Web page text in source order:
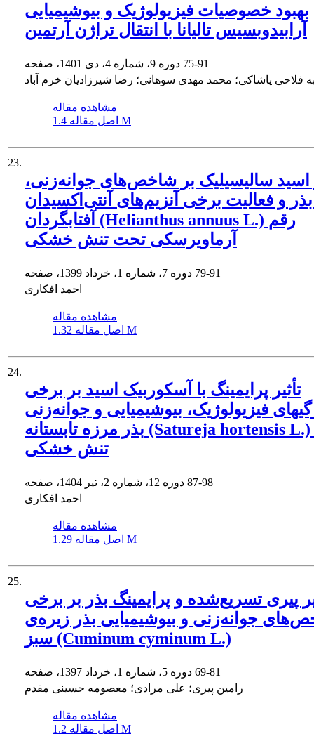
بهبود خصوصیات فیزیولوژیک و بیوشیمیایی
آرابیدوبسیس تالیانا با انتقال تراژن آرتمین
75-91
فلاحی پاشاکی؛ محمد مهدی سوهانی؛ رضا شیرزادیان خرم آباد
مشاهده مقاله
اصل مقاله 1.4 M
23.
اسید سالیسیلیک‌ بر شاخص‌های جوانه‌زنی،
بذر و فعالیت برخی آنزیم‌های آنتی‌اکسیدان
آفتابگردان (Helianthus annuus L.) رقم
آرماویرسکی تحت تنش خشکی
79-91
احمد افکاری
مشاهده مقاله
اصل مقاله 1.32 M
24.
تأثیر پرایمینگ با آسکوربیک‌ اسید بر برخی
فیزیولوژیک، بیوشیمیایی و جوانه‌زنی
بذر مرزه تابستانه (Satureja hortensis L.) تحت
تنش خشکی
87-98
احمد افکاری
مشاهده مقاله
اصل مقاله 1.29 M
25.
پیری تسریع‌شده و پرایمینگ بذر بر برخی
جوانه‌زنی و بیوشیمیایی بذر زیره‌‌‌‌‌ی
سبز (Cuminum cyminum L.)
69-81
رامین پیری؛ علی مرادی؛ معصومه حسینی مقدم
مشاهده مقاله
اصل مقاله 1.2 M